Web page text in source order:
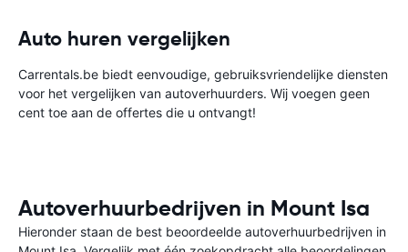
Auto huren vergelijken
Carrentals.be biedt eenvoudige, gebruiksvriendelijke diensten
voor het vergelijken van autoverhuurders. Wij voegen geen
cent toe aan de offertes die u ontvangt!
Autoverhuurbedrijven in Mount Isa
Hieronder staan de best beoordeelde autoverhuurbedrijven in